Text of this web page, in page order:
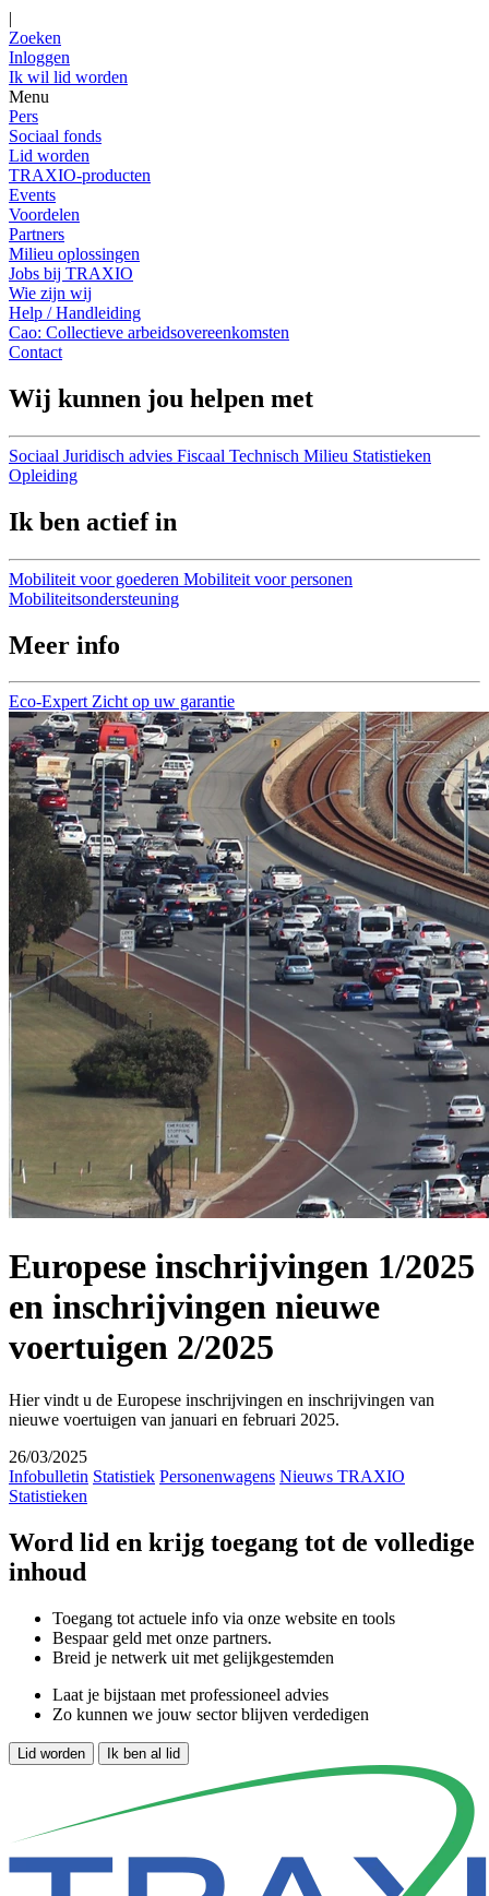
|
Zoeken
Inloggen
Ik wil lid worden
Menu
Pers
Sociaal fonds
Lid worden
TRAXIO-producten
Events
Voordelen
Partners
Milieu oplossingen
Jobs bij TRAXIO
Wie zijn wij
Help / Handleiding
Cao: Collectieve arbeidsovereenkomsten
Contact
Wij kunnen jou helpen met
Sociaal Juridisch advies Fiscaal Technisch Milieu Statistieken
Opleiding
Ik ben actief in
Mobiliteit voor goederen Mobiliteit voor personen
Mobiliteitsondersteuning
Meer info
Eco-Expert Zicht op uw garantie
Europese inschrijvingen 1/2025
en inschrijvingen nieuwe
voertuigen 2/2025
Hier vindt u de Europese inschrijvingen en inschrijvingen van
nieuwe voertuigen van januari en februari 2025.
26/03/2025
Infobulletin Statistiek Personenwagens Nieuws TRAXIO
Statistieken
Word lid en krijg toegang tot de volledige
inhoud
Toegang tot actuele info via onze website en tools
Bespaar geld met onze partners.
Breid je netwerk uit met gelijkgestemden
Laat je bijstaan met professioneel advies
Zo kunnen we jouw sector blijven verdedigen
Lid worden Ik ben al lid